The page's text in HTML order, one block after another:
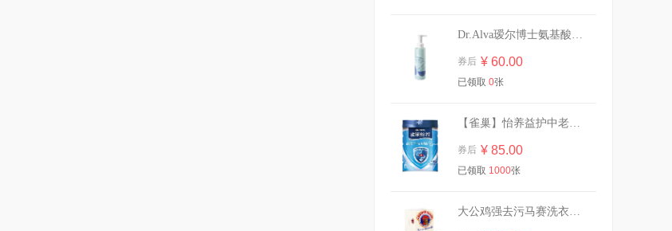
容笔膏阴影面部提亮
券后 ¥ 42.00
豪士藜麦吐司全麦面包420g
券后 ¥ 21.90
Dr.Alva瑷尔博士氨基酸洁颜蜜120ml
券后 ¥ 60.00
已领取 0张
【雀巢】怡养益护中老年成人奶粉850g
券后 ¥ 85.00
已领取 1000张
大公鸡强去污马赛洗衣皂300g*3块